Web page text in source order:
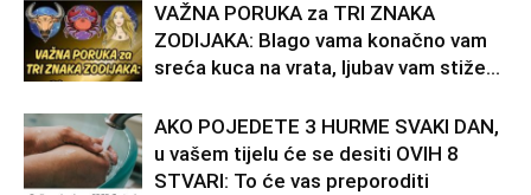
VAŽNA PORUKA za TRI ZNAKA
ZODIJAKA: Blago vama konačno vam
sreća kuca na vrata, ljubav vam stiže…
AKO POJEDETE 3 HURME SVAKI DAN,
u vašem tijelu će se desiti OVIH 8
STVARI: To će vas preporoditi